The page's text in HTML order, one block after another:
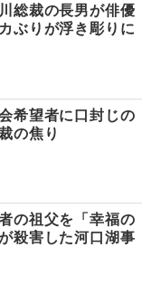
総裁の長男が俳優
ぶりが浮き彫りに
希望者に口封じの
の焦り
の祖父を「幸福の
殺害した河口湖事